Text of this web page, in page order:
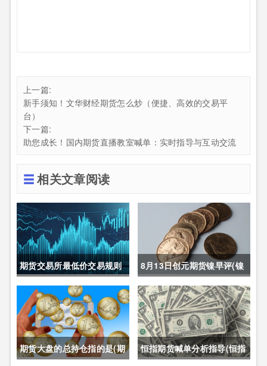
上一篇:
新手须知！文华财经期货怎么炒（便捷、高效的交易平
台）
下一篇:
助您成长！国内期货直播教室喊单：实时指导与互动交流
相关文章阅读
期货交易所最低价交易规则
(期货交易所最低价交易规则
是什么)
8月13日创元期货镍早评(镍
期货长期趋势)
期货大盘的总持仓指的是(期
恒指期货喊单分析指导(恒指